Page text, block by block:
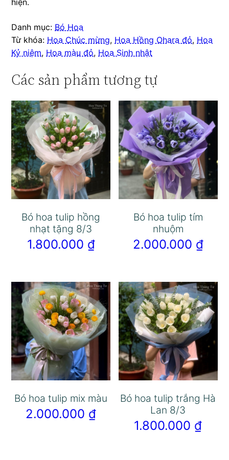
hiện.
Danh mục: Bó Hoa
Từ khóa: Hoa Chúc mừng, Hoa Hồng Ohara đỏ, Hoa
Kỷ niệm, Hoa màu đỏ, Hoa Sinh nhật
Các sản phẩm tương tự
Bó hoa tulip hồng
nhạt tặng 8/3
1.800.000 ₫
Bó hoa tulip tím
nhuộm
2.000.000 ₫
Bó hoa tulip mix màu
2.000.000 ₫
Bó hoa tulip trắng Hà
Lan 8/3
1.800.000 ₫